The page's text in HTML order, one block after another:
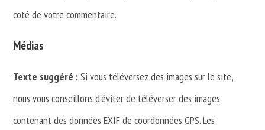
coté de votre commentaire.
Médias
Texte suggéré :Si vous téléversez des images sur le site,
nous vous conseillons d’éviter de téléverser des images
contenant des données EXIF de coordonnées GPS. Les